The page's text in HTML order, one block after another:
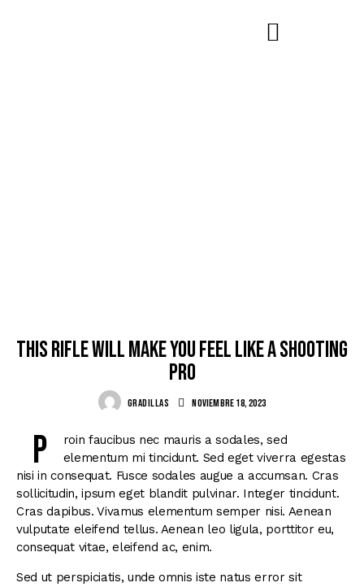
This rifle will make you feel like a shooting
pro
GRADILLAS noviembre 18, 2023
P
roin faucibus nec mauris a sodales, sed
elementum mi tincidunt. Sed eget viverra egestas
nisi in consequat. Fusce sodales augue a accumsan. Cras
sollicitudin, ipsum eget blandit pulvinar. Integer tincidunt.
Cras dapibus. Vivamus elementum semper nisi. Aenean
vulputate eleifend tellus. Aenean leo ligula, porttitor eu,
consequat vitae, eleifend ac, enim.
Sed ut perspiciatis, unde omnis iste natus error sit